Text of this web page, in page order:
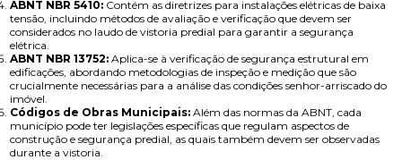
ABNT NBR 5410: Contém as diretrizes para instalações elétricas de baixa
tensão, incluindo métodos de avaliação e verificação que devem ser
considerados no laudo de vistoria predial para garantir a segurança
elétrica.
ABNT NBR 13752: Aplica-se à verificação de segurança estrutural em
edificações, abordando metodologias de inspeção e medição que são
crucialmente necessárias para a análise das condições senhor-arriscado do
imóvel.
Códigos de Obras Municipais: Além das normas da ABNT, cada
município pode ter legislações específicas que regulam aspectos de
construção e segurança predial, as quais também devem ser observadas
durante a vistoria.